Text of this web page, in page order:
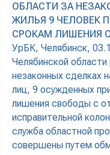
ОБЛАСТИ ЗА
ЖИЛЬЯ 9 ЧЕЛОВЕК
СРОКАМ ЛИШЕНИЯ
УрБК, Челябинск,
Челябинской
незаконных сделках
лиц, 9 осужденных
лишения свободы с
исправительной
служба областной
совершены путем